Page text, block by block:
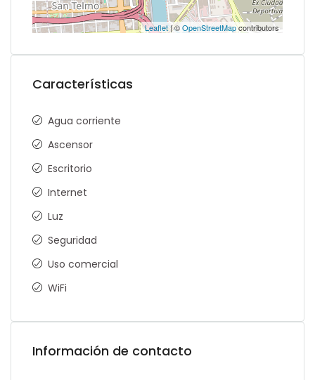
Leaflet| ©OpenStreetMapcontributors
Características
Agua corriente
Ascensor
Escritorio
Internet
Luz
Seguridad
Uso comercial
WiFi
Información de contacto